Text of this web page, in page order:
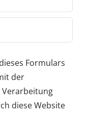
Formulars
der
diese Website